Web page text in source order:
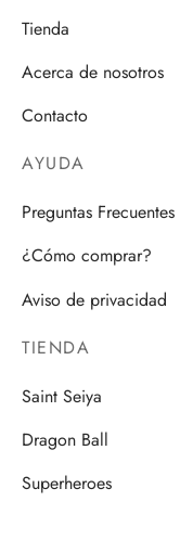
Tienda
Acerca de nosotros
Contacto
AYUDA
Preguntas Frecuentes
¿Cómo comprar?
Aviso de privacidad
TIENDA
Saint Seiya
Dragon Ball
Superheroes